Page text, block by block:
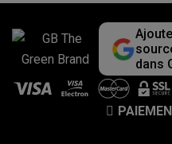
dans